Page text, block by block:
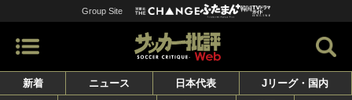
Group Site
新着 ニュース 日本代表
Jリーグ・国内